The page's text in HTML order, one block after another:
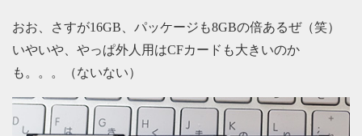
おお、さすが16GB、パッケージも8GBの倍あるぜ（笑）
いやいや、やっぱ外人用はCFカードも大きいのか
も。。。（ないない）